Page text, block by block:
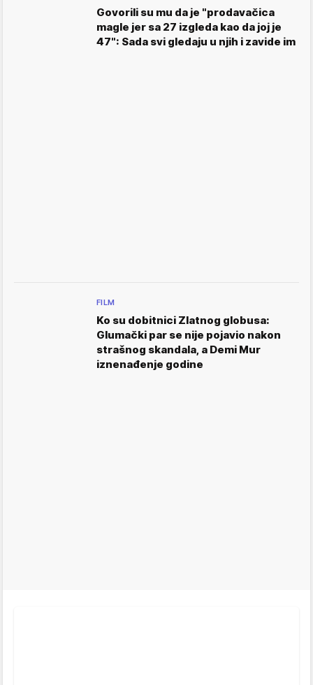
Govorili su mu da je "prodavačica
magle jer sa 27 izgleda kao da joj je
47": Sada svi gledaju u njih i zavide im
FILM
Ko su dobitnici Zlatnog globusa:
Glumački par se nije pojavio nakon
strašnog skandala, a Demi Mur
iznenađenje godine